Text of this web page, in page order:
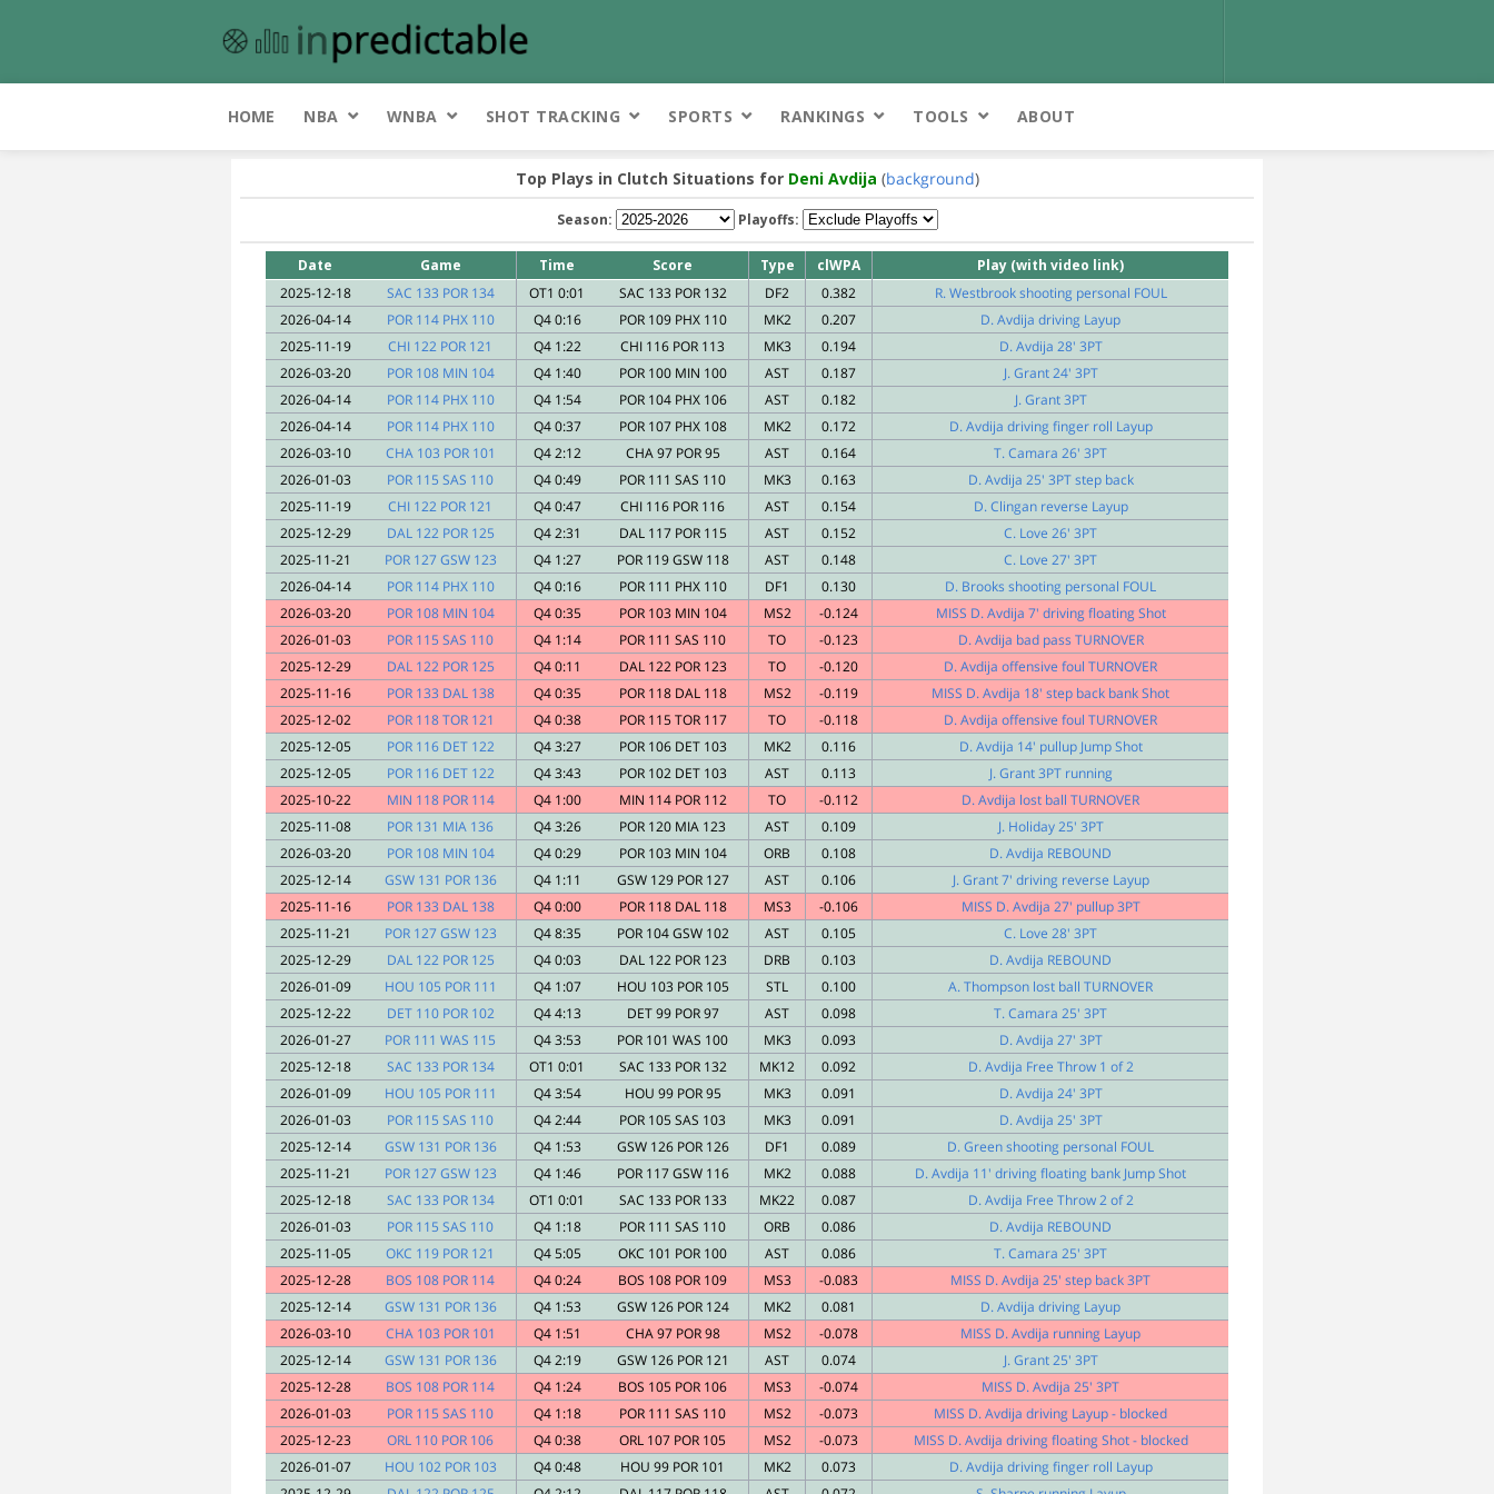
HOME NBA WNBA SHOT TRACKING SPORTS RANKINGS TOOLS ABOUT
Top Plays in Clutch Situations for Deni Avdija (background)
Season: Playoffs:
Date Game Time Score Type clWPA
Play (with video link)
2025-12-18
SAC 133 POR 134 OT1 0:01 SAC 133 POR 132 DF2 0.382
R. Westbrook shooting personal FOUL
2026-04-14
POR 114 PHX 110 Q4 0:16 POR 109 PHX 110 MK2 0.207
D. Avdija driving Layup
2025-11-19
CHI 122 POR 121 Q4 1:22 CHI 116 POR 113 MK3 0.194
D. Avdija 28' 3PT
2026-03-20
POR 108 MIN 104 Q4 1:40 POR 100 MIN 100 AST 0.187
J. Grant 24' 3PT
2026-04-14
POR 114 PHX 110 Q4 1:54 POR 104 PHX 106 AST 0.182
J. Grant 3PT
2026-04-14
POR 114 PHX 110 Q4 0:37 POR 107 PHX 108 MK2 0.172
D. Avdija driving finger roll Layup
2026-03-10
CHA 103 POR 101 Q4 2:12 CHA 97 POR 95 AST 0.164
T. Camara 26' 3PT
2026-01-03
POR 115 SAS 110 Q4 0:49 POR 111 SAS 110 MK3 0.163
D. Avdija 25' 3PT step back
2025-11-19
CHI 122 POR 121 Q4 0:47 CHI 116 POR 116 AST 0.154
D. Clingan reverse Layup
2025-12-29
DAL 122 POR 125 Q4 2:31 DAL 117 POR 115 AST 0.152
C. Love 26' 3PT
2025-11-21
POR 127 GSW 123 Q4 1:27 POR 119 GSW 118 AST 0.148
C. Love 27' 3PT
2026-04-14
POR 114 PHX 110 Q4 0:16 POR 111 PHX 110 DF1 0.130
D. Brooks shooting personal FOUL
2026-03-20
POR 108 MIN 104 Q4 0:35 POR 103 MIN 104 MS2 -0.124
MISS D. Avdija 7' driving floating Shot
2026-01-03
POR 115 SAS 110 Q4 1:14 POR 111 SAS 110 TO -0.123
D. Avdija bad pass TURNOVER
2025-12-29
DAL 122 POR 125 Q4 0:11 DAL 122 POR 123 TO -0.120
D. Avdija offensive foul TURNOVER
2025-11-16
POR 133 DAL 138 Q4 0:35 POR 118 DAL 118 MS2 -0.119
MISS D. Avdija 18' step back bank Shot
2025-12-02
POR 118 TOR 121 Q4 0:38 POR 115 TOR 117 TO -0.118
D. Avdija offensive foul TURNOVER
2025-12-05
POR 116 DET 122 Q4 3:27 POR 106 DET 103 MK2 0.116
D. Avdija 14' pullup Jump Shot
2025-12-05
POR 116 DET 122 Q4 3:43 POR 102 DET 103 AST 0.113
J. Grant 3PT running
2025-10-22
MIN 118 POR 114 Q4 1:00 MIN 114 POR 112 TO -0.112
D. Avdija lost ball TURNOVER
2025-11-08
POR 131 MIA 136 Q4 3:26 POR 120 MIA 123 AST 0.109
J. Holiday 25' 3PT
2026-03-20
POR 108 MIN 104 Q4 0:29 POR 103 MIN 104 ORB 0.108
D. Avdija REBOUND
2025-12-14
GSW 131 POR 136 Q4 1:11 GSW 129 POR 127 AST 0.106
J. Grant 7' driving reverse Layup
2025-11-16
POR 133 DAL 138 Q4 0:00 POR 118 DAL 118 MS3 -0.106
MISS D. Avdija 27' pullup 3PT
2025-11-21
POR 127 GSW 123 Q4 8:35 POR 104 GSW 102 AST 0.105
C. Love 28' 3PT
2025-12-29
DAL 122 POR 125 Q4 0:03 DAL 122 POR 123 DRB 0.103
D. Avdija REBOUND
2026-01-09
HOU 105 POR 111 Q4 1:07 HOU 103 POR 105 STL 0.100
A. Thompson lost ball TURNOVER
2025-12-22
DET 110 POR 102 Q4 4:13 DET 99 POR 97 AST 0.098
T. Camara 25' 3PT
2026-01-27
POR 111 WAS 115 Q4 3:53 POR 101 WAS 100 MK3 0.093
D. Avdija 27' 3PT
2025-12-18
SAC 133 POR 134 OT1 0:01 SAC 133 POR 132 MK12 0.092
D. Avdija Free Throw 1 of 2
2026-01-09
HOU 105 POR 111 Q4 3:54 HOU 99 POR 95 MK3 0.091
D. Avdija 24' 3PT
2026-01-03
POR 115 SAS 110 Q4 2:44 POR 105 SAS 103 MK3 0.091
D. Avdija 25' 3PT
2025-12-14
GSW 131 POR 136 Q4 1:53 GSW 126 POR 126 DF1 0.089
D. Green shooting personal FOUL
2025-11-21
POR 127 GSW 123 Q4 1:46 POR 117 GSW 116 MK2 0.088
D. Avdija 11' driving floating bank Jump Shot
2025-12-18
SAC 133 POR 134 OT1 0:01 SAC 133 POR 133 MK22 0.087
D. Avdija Free Throw 2 of 2
2026-01-03
POR 115 SAS 110 Q4 1:18 POR 111 SAS 110 ORB 0.086
D. Avdija REBOUND
2025-11-05
OKC 119 POR 121 Q4 5:05 OKC 101 POR 100 AST 0.086
T. Camara 25' 3PT
2025-12-28
BOS 108 POR 114 Q4 0:24 BOS 108 POR 109 MS3 -0.083
MISS D. Avdija 25' step back 3PT
2025-12-14
GSW 131 POR 136 Q4 1:53 GSW 126 POR 124 MK2 0.081
D. Avdija driving Layup
2026-03-10
CHA 103 POR 101 Q4 1:51 CHA 97 POR 98 MS2 -0.078
MISS D. Avdija running Layup
2025-12-14
GSW 131 POR 136 Q4 2:19 GSW 126 POR 121 AST 0.074
J. Grant 25' 3PT
2025-12-28
BOS 108 POR 114 Q4 1:24 BOS 105 POR 106 MS3 -0.074
MISS D. Avdija 25' 3PT
2026-01-03
POR 115 SAS 110 Q4 1:18 POR 111 SAS 110 MS2 -0.073
MISS D. Avdija driving Layup - blocked
2025-12-23
ORL 110 POR 106 Q4 0:38 ORL 107 POR 105 MS2 -0.073
MISS D. Avdija driving floating Shot - blocked
2026-01-07
HOU 102 POR 103 Q4 0:48 HOU 99 POR 101 MK2 0.073
D. Avdija driving finger roll Layup